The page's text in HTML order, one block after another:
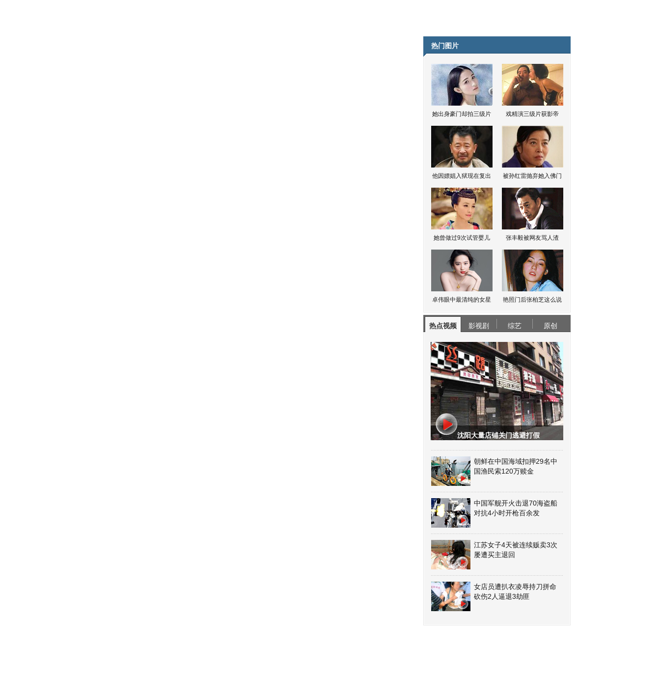
热门图片
她出身豪门却拍三级片 戏精演三级片获影帝
他因嫖娼入狱现在复出 被孙红雷抛弃她入佛门
她曾做过9次试管婴儿 张丰毅被网友骂人渣
卓伟眼中最清纯的女星 艳照门后张柏芝这么说
热点视频 影视剧 综艺 原创
沈阳大量店铺关门逃避打假
朝鲜在中国海域扣押29名中
国渔民索120万赎金
中国军舰开火击退70海盗船
对抗4小时开枪百余发
江苏女子4天被连续贩卖3次
屡遭买主退回
女店员遭扒衣凌辱持刀拼命
砍伤2人逼退3劫匪